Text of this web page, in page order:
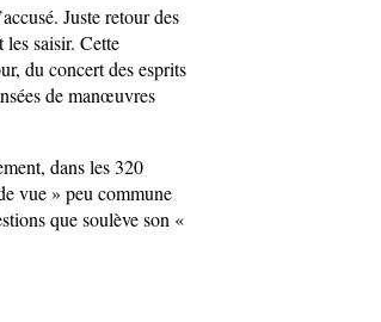
Juste retour des
saisir. Cette
du concert des esprits
de manœuvres
dans les 320
vue » peu commune
que soulève son «